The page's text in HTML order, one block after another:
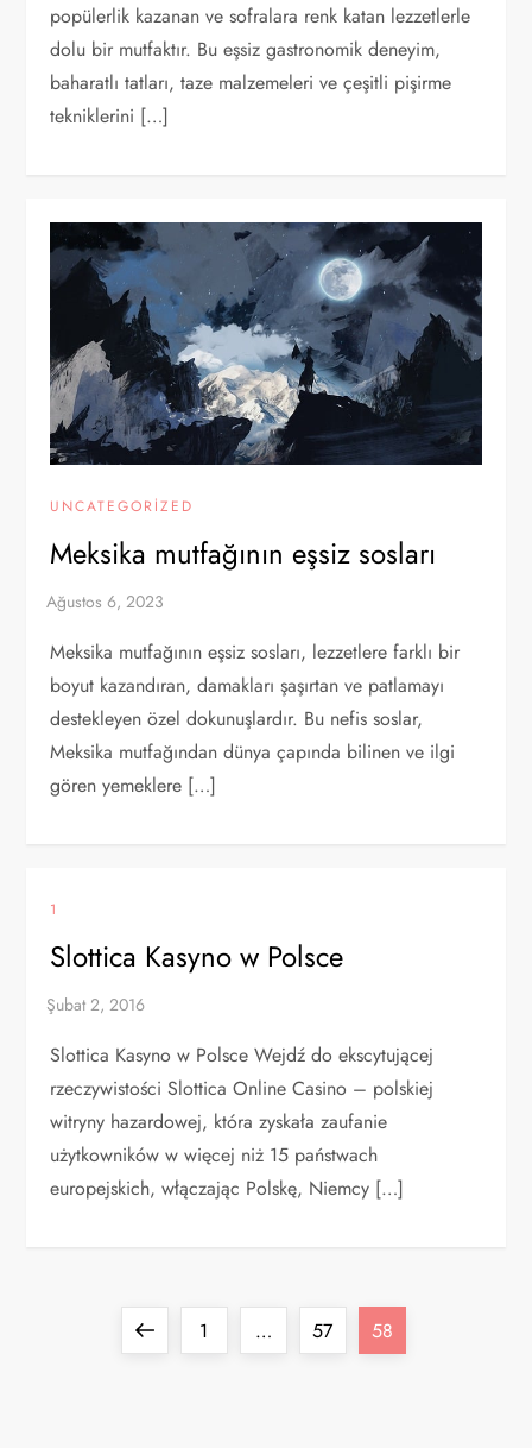
popülerlik kazanan ve sofralara renk katan lezzetlerle
dolu bir mutfaktır. Bu eşsiz gastronomik deneyim,
baharatlı tatları, taze malzemeleri ve çeşitli pişirme
tekniklerini […]
UNCATEGORIZED
Meksika mutfağının eşsiz sosları
Meksika mutfağının eşsiz sosları, lezzetlere farklı bir
boyut kazandıran, damakları şaşırtan ve patlamayı
destekleyen özel dokunuşlardır. Bu nefis soslar,
Meksika mutfağından dünya çapında bilinen ve ilgi
gören yemeklere […]
1
Slottica Kasyno w Polsce
Slottica Kasyno w Polsce Wejdź do ekscytującej
rzeczywistości Slottica Online Casino – polskiej
witryny hazardowej, która zyskała zaufanie
użytkowników w więcej niż 15 państwach
europejskich, włączając Polskę, Niemcy […]
PreviousPage
1 … Page
57 Page
58